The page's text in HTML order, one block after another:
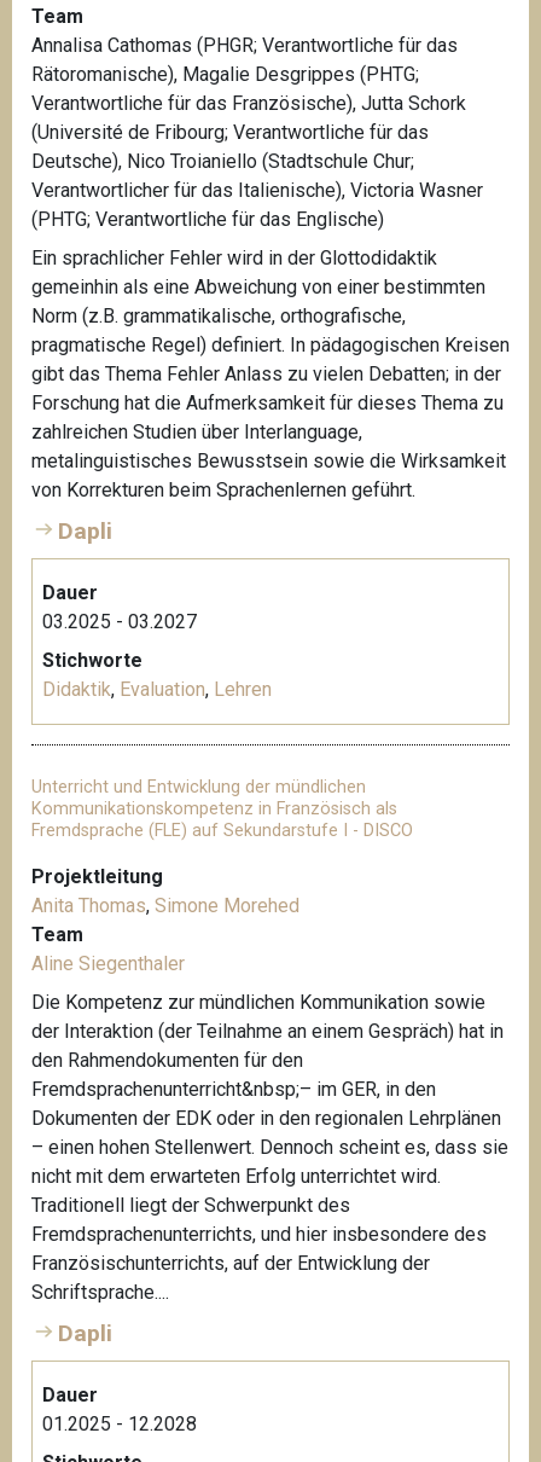
Team
Annalisa Cathomas (PHGR; Verantwortliche für das
Rätoromanische), Magalie Desgrippes (PHTG;
Verantwortliche für das Französische), Jutta Schork
(Université de Fribourg; Verantwortliche für das
Deutsche), Nico Troianiello (Stadtschule Chur;
Verantwortlicher für das Italienische), Victoria Wasner
(PHTG; Verantwortliche für das Englische)
Ein sprachlicher Fehler wird in der Glottodidaktik
gemeinhin als eine Abweichung von einer bestimmten
Norm (z.B. grammatikalische, orthografische,
pragmatische Regel) definiert. In pädagogischen Kreisen
gibt das Thema Fehler Anlass zu vielen Debatten; in der
Forschung hat die Aufmerksamkeit für dieses Thema zu
zahlreichen Studien über Interlanguage,
metalinguistisches Bewusstsein sowie die Wirksamkeit
von Korrekturen beim Sprachenlernen geführt.
Dapli
Dauer
03.2025 - 03.2027
Stichworte
Didaktik, Evaluation, Lehren
Unterricht und Entwicklung der mündlichen
Kommunikationskompetenz in Französisch als
Fremdsprache (FLE) auf Sekundarstufe I - DISCO
Projektleitung
Anita Thomas, Simone Morehed
Team
Aline Siegenthaler
Die Kompetenz zur mündlichen Kommunikation sowie
der Interaktion (der Teilnahme an einem Gespräch) hat in
den Rahmendokumenten für den
Fremdsprachenunterricht&nbsp;– im GER, in den
Dokumenten der EDK oder in den regionalen Lehrplänen
– einen hohen Stellenwert. Dennoch scheint es, dass sie
nicht mit dem erwarteten Erfolg unterrichtet wird.
Traditionell liegt der Schwerpunkt des
Fremdsprachenunterrichts, und hier insbesondere des
Französischunterrichts, auf der Entwicklung der
Schriftsprache....
Dapli
Dauer
01.2025 - 12.2028